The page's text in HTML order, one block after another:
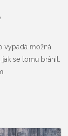
vypadá možná
se tomu bránit.